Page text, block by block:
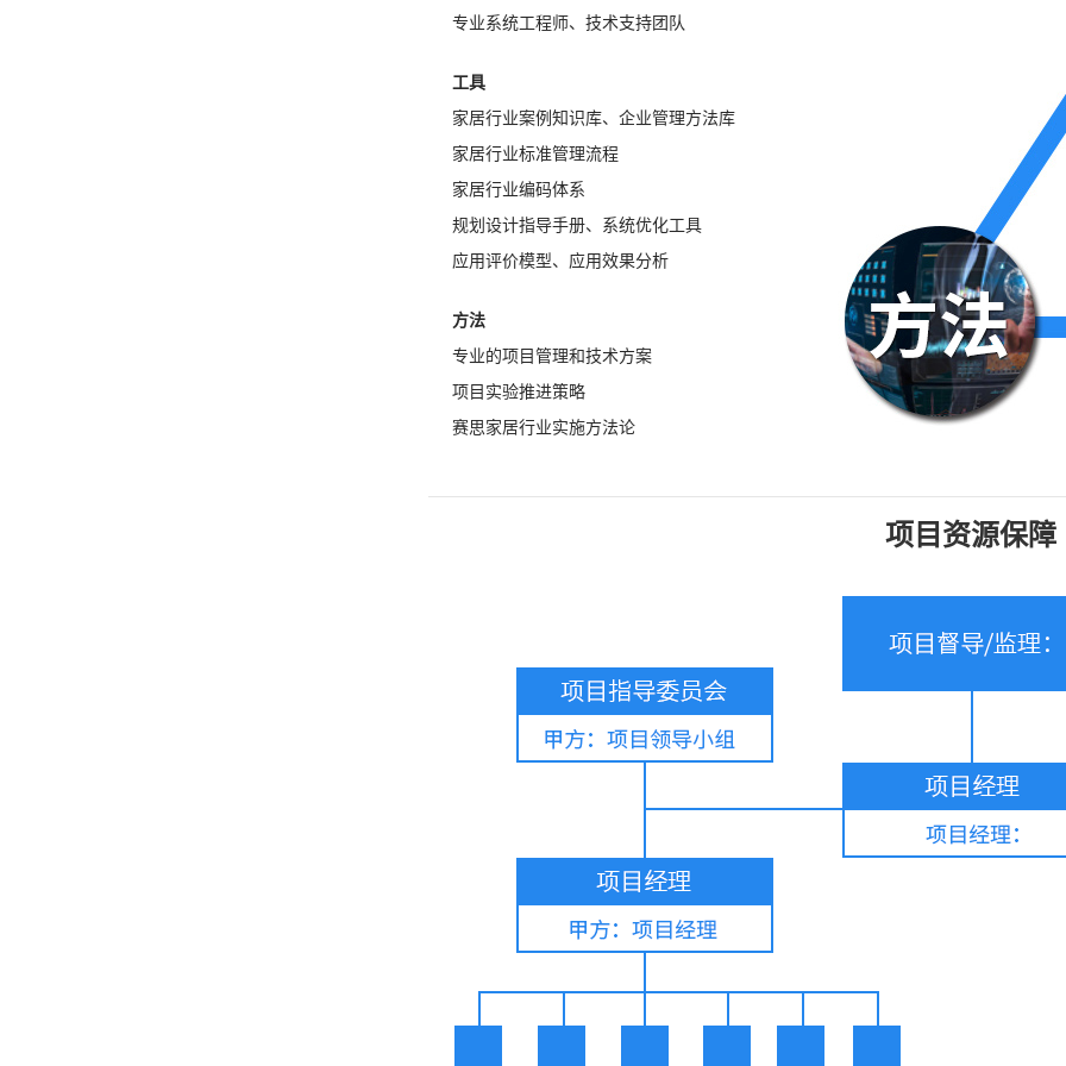
专业系统工程师、技术支持团队
工具
家居行业案例知识库、企业管理方法库
家居行业标准管理流程
家居行业编码体系
规划设计指导手册、系统优化工具
应用评价模型、应用效果分析
方法
专业的项目管理和技术方案
项目实验推进策略
赛思家居行业实施方法论
项目资源保障